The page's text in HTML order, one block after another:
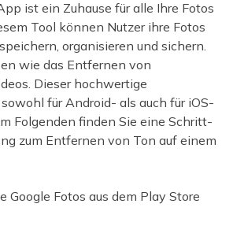
ist ein Zuhause für alle Ihre Fotos
Tool können Nutzer ihre Fotos
organisieren und sichern.
wie das Entfernen von
Dieser hochwertige
für Android- als auch für iOS-
Folgenden finden Sie eine Schritt-
zum Entfernen von Ton auf einem
Google Fotos aus dem Play Store